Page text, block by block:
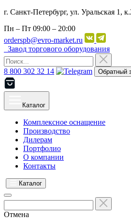
г. Санкт-Петербург, ул. Уральская 1,
Пн – Пт 09:00 – 20:00
orderspb@evro-market.ru
Завод торгового оборудования
8 800 302 32 14 Обратный
Каталог
Комплексное оснащение
Производство
Дилерам
Портфолио
О компании
Контакты
Каталог
Отмена